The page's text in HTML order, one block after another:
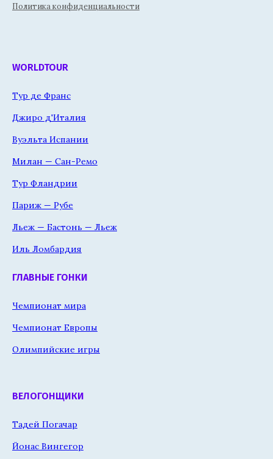
Политика конфиденциальности
WORLDTOUR
Тур де Франс
Джиро д'Италия
Вуэльта Испании
Милан — Сан-Ремо
Тур Фландрии
Париж — Рубе
Льеж — Бастонь — Льеж
Иль Ломбардия
ГЛАВНЫЕ ГОНКИ
Чемпионат мира
Чемпионат Европы
Олимпийские игры
ВЕЛОГОНЩИКИ
Тадей Погачар
Йонас Вингегор